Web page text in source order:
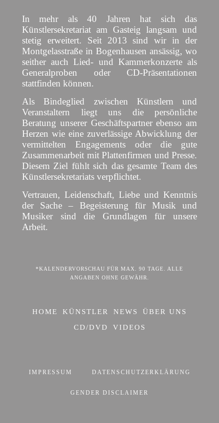
In mehr als 40 Jahren hat sich das
Künstlersekretariat am Gasteig langsam und
stetig erweitert. Seit 2013 sind wir in der
Montgelasstraße in Bogenhausen ansässig, wo
seither auch Lied- und Kammerkonzerte als
Generalproben oder CD-Präsentationen
stattfinden können.
Als Bindeglied zwischen Künstlern und
Veranstaltern liegt uns die persönliche
Beratung unserer Geschäftspartner ebenso am
Herzen wie eine zuverlässige Abwicklung der
vermittelten Engagements oder die gute
Zusammenarbeit mit Plattenfirmen und Presse.
Diesem Ziel fühlt sich das gesamte Team des
Künstlersekretariats verpflichtet.
Vertrauen, Leidenschaft, Liebe und Kenntnis
der Sache – Begeisterung für Musik und
Musiker sind die Grundlagen für unsere
Arbeit.
*KALENDERVORSCHAU FÜR MAX. 90 TAGE. ALLE
ANGABEN OHNE GEWÄHR.
HOME KÜNSTLER NEWS
ÜBER UNS
CD/DVD
VIDEOS
IMPRESSUM DATENSCHUTZERKLÄRUNG
GENDER DISCLAIMER